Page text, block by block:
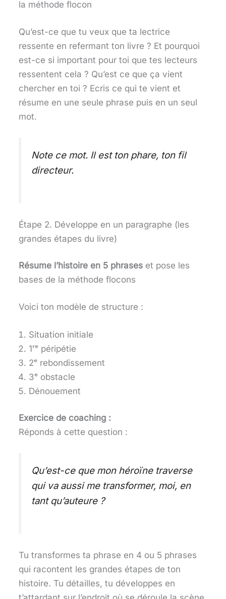
la méthode flocon
Qu’est-ce que tu veux que ta lectrice
ressente en refermant ton livre ? Et pourquoi
est-ce si important pour toi que tes lecteurs
ressentent cela ? Qu’est ce que ça vient
chercher en toi ? Ecris ce qui te vient et
résume en une seule phrase puis en un seul
mot.
Note ce mot. Il est ton phare, ton fil
directeur.
Étape 2. Développe en un paragraphe (les
grandes étapes du livre)
Résume l’histoire en 5 phrases et pose les
bases de la méthode flocons
Voici ton modèle de structure :
Situation initiale
1ʳᵉ péripétie
2ᵉ rebondissement
3ᵉ obstacle
Dénouement
Exercice de coaching :
Réponds à cette question :
Qu’est-ce que mon héroïne traverse
qui va aussi me transformer, moi, en
tant qu’auteure ?
Tu transformes ta phrase en 4 ou 5 phrases
qui racontent les grandes étapes de ton
histoire. Tu détailles, tu développes en